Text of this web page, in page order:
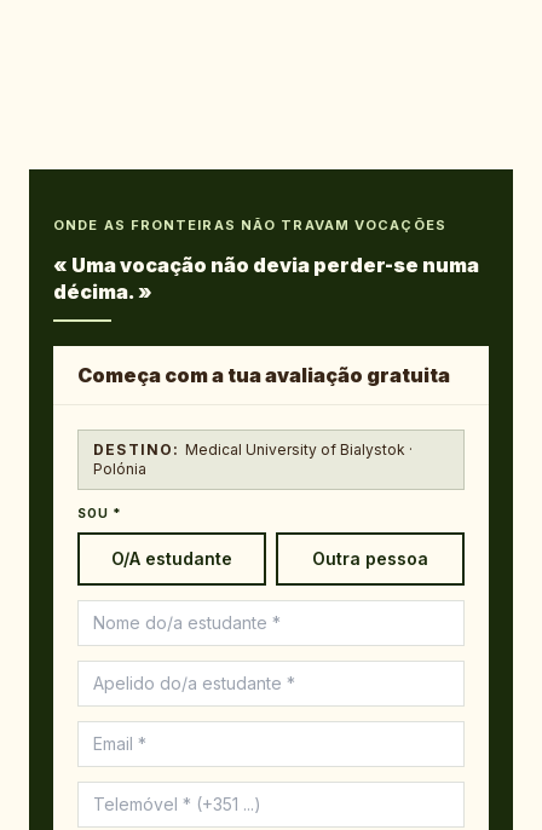
ONDE AS FRONTEIRAS NÃO TRAVAM VOCAÇÕES
« Uma vocação não devia perder-se numa
décima.»
Começa com a tua avaliação gratuita
DESTINO: Medical University of Bialystok ·
Polónia
SOU *
O/A estudante Outra pessoa